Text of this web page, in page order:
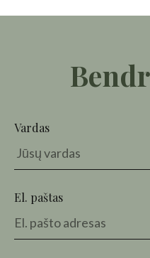
Vardas
El. paštas